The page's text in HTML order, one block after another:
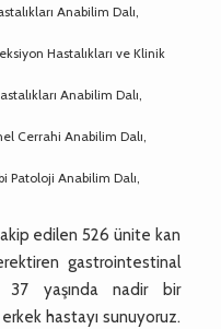
Anabilim Dalı,
Hastalıkları ve Klinik
Anabilim Dalı,
Cerrahi Anabilim Dalı,
Patoloji Anabilim Dalı,
edilen 526 ünite kan
gastrointestinal
yaşında nadir bir
hastayı sunuyoruz.